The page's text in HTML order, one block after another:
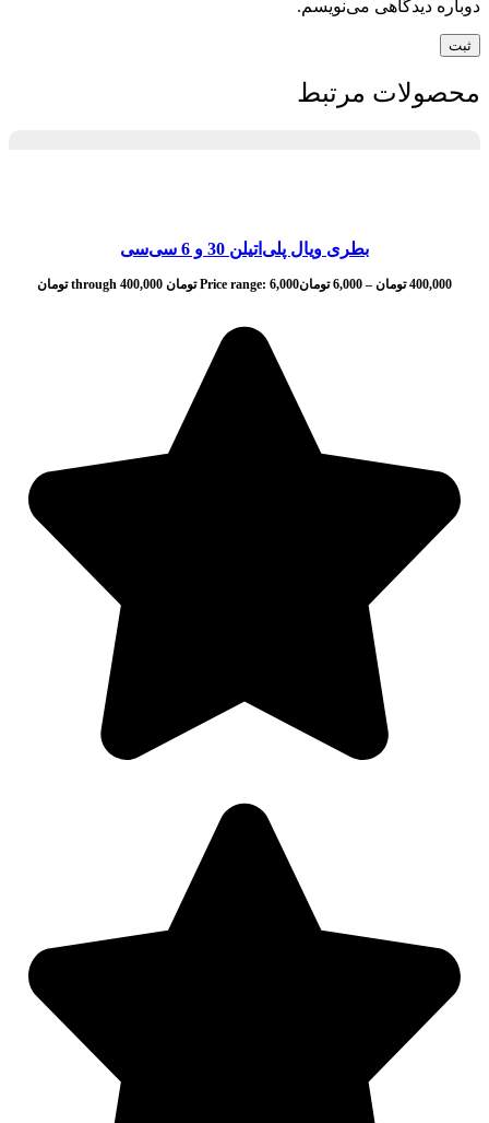
دوباره دیدگاهی می‌نویسم.
محصولات مرتبط
بطری ویال پلی‌اتیلن 30 و 6 سی‌سی
400,000 تومان –
6,000 تومانPrice range: 6,000 تومان through 400,000 تومان